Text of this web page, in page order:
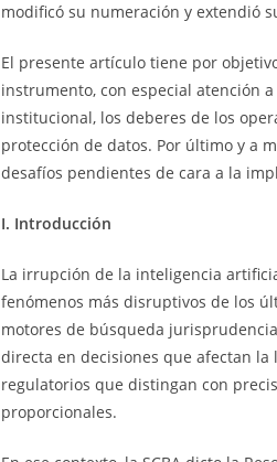
modificó su numeración y extendió
El presente artículo tiene por
instrumento, con especial atención
institucional, los deberes de los
protección de datos. Por último y a
desafíos pendientes de cara a la
I. Introducción
La irrupción de la inteligencia
fenómenos más disruptivos de los
motores de búsqueda
directa en decisiones que afectan la
regulatorios que distingan con
proporcionales.